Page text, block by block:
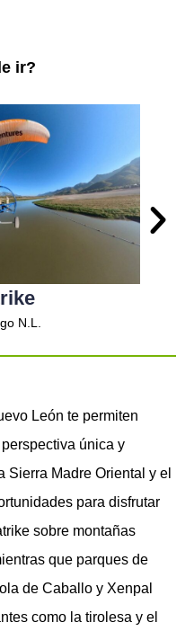
ir?
N.L.
León te permiten
única y
Sierra Madre Oriental y el
para disfrutar
sobre montañas
que parques de
de Caballo y Xenpal
como la tirolesa y el